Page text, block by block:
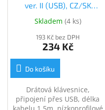
ver. II (USB), CZ/SK
(31310051411)
Skladem (4 ks)
193 Kč bez DPH
234 Kč
Do košíku
Drátová klávesnice,
připojení přes USB, délka